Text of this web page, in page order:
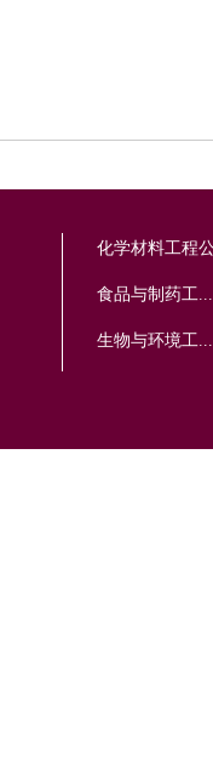
化学材料工程
食品与制药工...
生物与环境工...